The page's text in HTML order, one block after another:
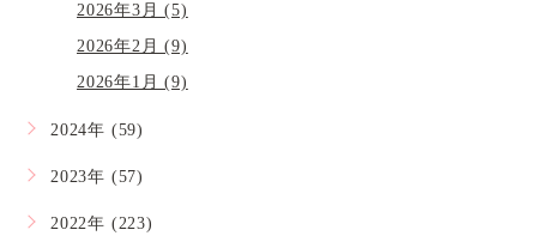
2026年3月 (5)
2026年2月 (9)
2026年1月 (9)
2024年 (59)
2023年 (57)
2022年 (223)